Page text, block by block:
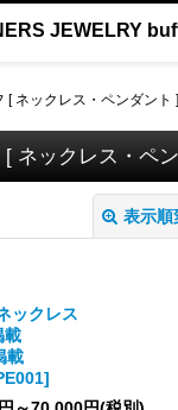
JEWELRY
[ ネックレス・ペンダント ]
ネックレス・ペ
表示順
ックレス
載
載
]